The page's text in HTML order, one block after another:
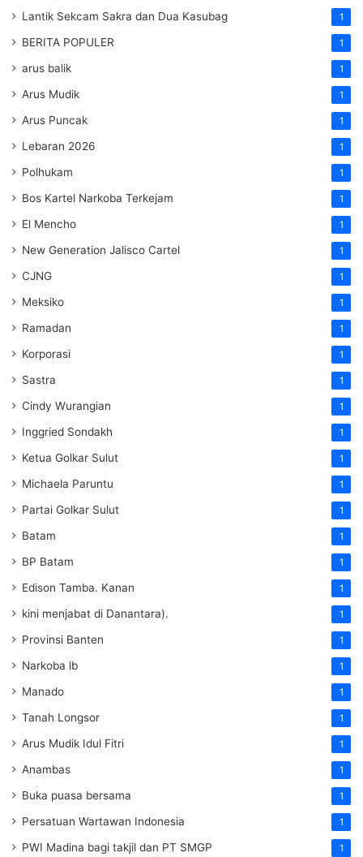
Lantik Sekcam Sakra dan Dua Kasubag 1
BERITA POPULER 1
arus balik 1
Arus Mudik 1
Arus Puncak 1
Lebaran 2026 1
Polhukam 1
Bos Kartel Narkoba Terkejam 1
El Mencho 1
New Generation Jalisco Cartel 1
CJNG 1
Meksiko 1
Ramadan 1
Korporasi 1
Sastra 1
Cindy Wurangian 1
Inggried Sondakh 1
Ketua Golkar Sulut 1
Michaela Paruntu 1
Partai Golkar Sulut 1
Batam 1
BP Batam 1
Edison Tamba. Kanan 1
kini menjabat di Danantara). 1
Provinsi Banten 1
Narkoba lb 1
Manado 1
Tanah Longsor 1
Arus Mudik Idul Fitri 1
Anambas 1
Buka puasa bersama 1
Persatuan Wartawan Indonesia 1
PWI Madina bagi takjil dan PT SMGP 1